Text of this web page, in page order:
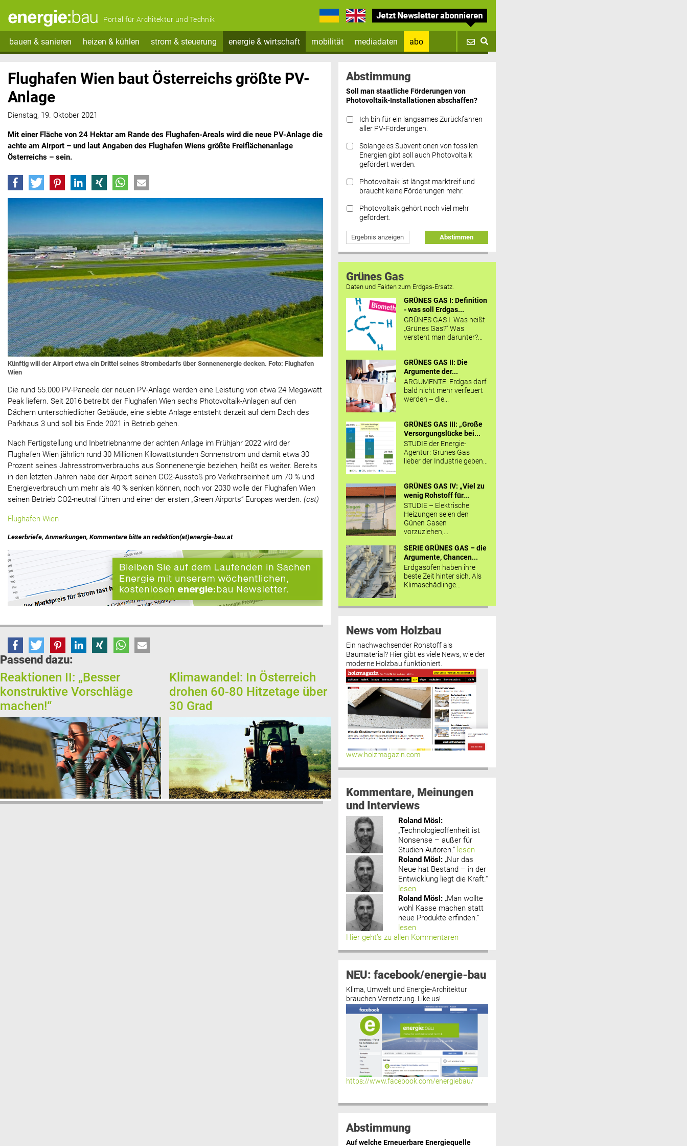
Portal für Architektur und Technik
bauen & sanieren heizen & kühlen strom & steuerung energie & wirtschaft mobilität mediadaten
abo
Datenschutz FAQs
Flughafen Wien baut Österreichs größte PV-
Anlage
Dienstag, 19. Oktober 2021
Mit einer Fläche von 24 Hektar am Rande des Flughafen-Areals wird die neue PV-Anlage die
achte am Airport – und laut Angaben des Flughafen Wiens größte Freiflächenanlage
Österreichs – sein.
Künftig will der Airport etwa ein Drittel seines Strombedarfs über Sonnenenergie decken. Foto: Flughafen
Wien
Die rund 55.000 PV-Paneele der neuen PV-Anlage werden eine Leistung von etwa 24 Megawatt
Peak liefern. Seit 2016 betreibt der Flughafen Wien sechs Photovoltaik-Anlagen auf den
Dächern unterschiedlicher Gebäude, eine siebte Anlage entsteht derzeit auf dem Dach des
Parkhaus 3 und soll bis Ende 2021 in Betrieb gehen.
Nach Fertigstellung und Inbetriebnahme der achten Anlage im Frühjahr 2022 wird der
Flughafen Wien jährlich rund 30 Millionen Kilowattstunden Sonnenstrom und damit etwa 30
Prozent seines Jahresstromverbrauchs aus Sonnenenergie beziehen, heißt es weiter. Bereits
in den letzten Jahren habe der Airport seinen CO2-Ausstoß pro Verkehrseinheit um 70 % und
Energieverbrauch um mehr als 40 % senken können, noch vor 2030 wolle der Flughafen Wien
seinen Betrieb CO2-neutral führen und einer der ersten „Green Airports“ Europas werden. (cst)
Flughafen Wien
Leserbriefe, Anmerkungen, Kommentare bitte an redaktion(at)energie-bau.at
Passend dazu:
Reaktionen II: „Besser
konstruktive Vorschläge
machen!“
Klimawandel: In Österreich
drohen 60-80 Hitzetage über
30 Grad
Abstimmung
Soll man staatliche Förderungen von
Photovoltaik-Installationen abschaffen?
Ich bin für ein langsames Zurückfahren
aller PV-Förderungen.
Solange es Subventionen von fossilen
Energien gibt soll auch Photovoltaik
gefördert werden.
Photovoltaik ist längst marktreif und
braucht keine Förderungen mehr.
Photovoltaik gehört noch viel mehr
gefördert.
Ergebnis anzeigen Abstimmen
Grünes Gas
Daten und Fakten zum Erdgas-Ersatz.
GRÜNES GAS I: Definition
- was soll Erdgas...
GRÜNES GAS I: Was heißt
„Grünes Gas?“ Was
versteht man darunter?...
GRÜNES GAS II: Die
Argumente der...
ARGUMENTE Erdgas darf
bald nicht mehr verfeuert
werden – die...
GRÜNES GAS III: „Große
Versorgungslücke bei...
STUDIE der Energie-
Agentur: Grünes Gas
lieber der Industrie geben...
GRÜNES GAS IV: „Viel zu
wenig Rohstoff für...
STUDIE – Elektrische
Heizungen seien den
Günen Gasen
vorzuziehen,...
SERIE GRÜNES GAS – die
Argumente, Chancen...
Erdgasöfen haben ihre
beste Zeit hinter sich. Als
Klimaschädlinge...
News vom Holzbau
Ein nachwachsender Rohstoff als
Baumaterial? Hier gibt es viele News, wie der
moderne Holzbau funktioniert.
www.holzmagazin.com
Kommentare, Meinungen
und Interviews
Roland Mösl :
„Technologieoffenheit ist
Nonsense – außer für
Studien-Autoren.“ lesen
Roland Mösl : „Nur das
Neue hat Bestand – in der
Entwicklung liegt die Kraft.“
lesen
Roland Mösl : „Man wollte
wohl Kasse machen statt
neue Produkte erfinden.“
lesen
Hier geht’s zu allen Kommentaren
NEU: facebook/energie-bau
Klima, Umwelt und Energie-Architektur
brauchen Vernetzung. Like us!
https://www.facebook.com/energiebau/
Abstimmung
Auf welche Erneuerbare Energiequelle